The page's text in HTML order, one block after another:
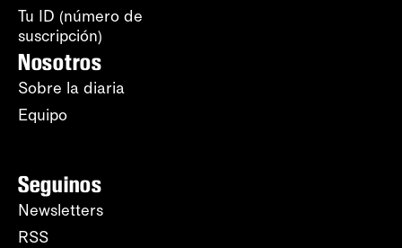
Tu ID (número de
suscripción)
Nosotros
Sobre la diaria
Equipo
Seguinos
Newsletters
RSS